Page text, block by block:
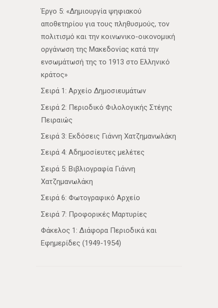
Έργο 5: «Δημιουργία ψηφιακού
αποθετηρίου για τους πληθυσμούς, τον
πολιτισμό και την κοινωνικο-οικονομική
οργάνωση της Μακεδονίας κατά την
ενσωμάτωσή της το 1913 στο Ελληνικό
κράτος»
Σειρά 1: Αρχείο Δημοσιευμάτων
Σειρά 2: Περιοδικό Φιλολογικής Στέγης
Πειραιώς
Σειρά 3: Εκδόσεις Γιάννη Χατζημανωλάκη
Σειρά 4: Αδημοσίευτες μελέτες
Σειρά 5: Βιβλιογραφία Γιάννη
Χατζημανωλάκη
Σειρά 6: Φωτογραφικό Αρχείο
Σειρά 7: Προφορικές Μαρτυρίες
Φάκελος 1: Διάφορα Περιοδικά και
Εφημερίδες (1949-1954)